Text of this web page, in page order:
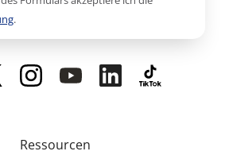
Ressourcen
.